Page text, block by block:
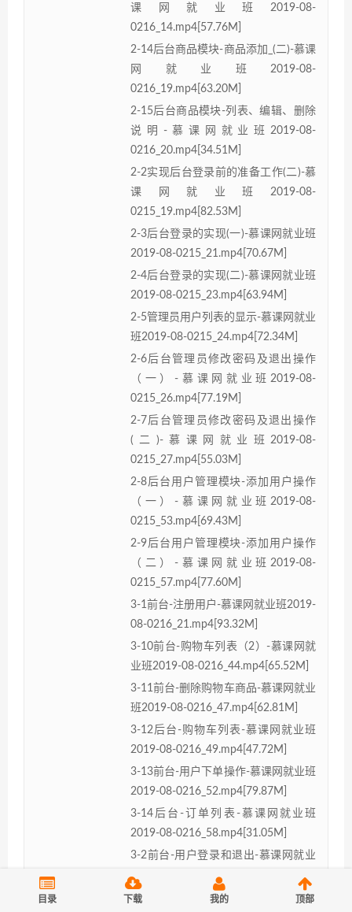
课网就业班2019-08-
0216_14.mp4[57.76M]
2-14后台商品模块-商品添加_(二)-慕课
网就业班2019-08-
0216_19.mp4[63.20M]
2-15后台商品模块-列表、编辑、删除
说明-慕课网就业班2019-08-
0216_20.mp4[34.51M]
2-2实现后台登录前的准备工作(二)-慕
课网就业班2019-08-
0215_19.mp4[82.53M]
2-3后台登录的实现(一)-慕课网就业班
2019-08-0215_21.mp4[70.67M]
2-4后台登录的实现(二)-慕课网就业班
2019-08-0215_23.mp4[63.94M]
2-5管理员用户列表的显示-慕课网就业
班2019-08-0215_24.mp4[72.34M]
2-6后台管理员修改密码及退出操作
（一）-慕课网就业班2019-08-
0215_26.mp4[77.19M]
2-7后台管理员修改密码及退出操作
(二)-慕课网就业班2019-08-
0215_27.mp4[55.03M]
2-8后台用户管理模块-添加用户操作
（一）-慕课网就业班2019-08-
0215_53.mp4[69.43M]
2-9后台用户管理模块-添加用户操作
（二）-慕课网就业班2019-08-
0215_57.mp4[77.60M]
3-1前台-注册用户-慕课网就业班2019-
08-0216_21.mp4[93.32M]
3-10前台-购物车列表（2）-慕课网就
业班2019-08-0216_44.mp4[65.52M]
3-11前台-删除购物车商品-慕课网就业
班2019-08-0216_47.mp4[62.81M]
3-12后台-购物车列表-慕课网就业班
2019-08-0216_49.mp4[47.72M]
3-13前台-用户下单操作-慕课网就业班
2019-08-0216_52.mp4[79.87M]
3-14后台-订单列表-慕课网就业班
2019-08-0216_58.mp4[31.05M]
3-2前台-用户登录和退出-慕课网就业
班2019-08-0216_26.mp4[60.23M]
3-3前台-商品列表-慕课网就业班2019-
目录 下载 我的 顶部